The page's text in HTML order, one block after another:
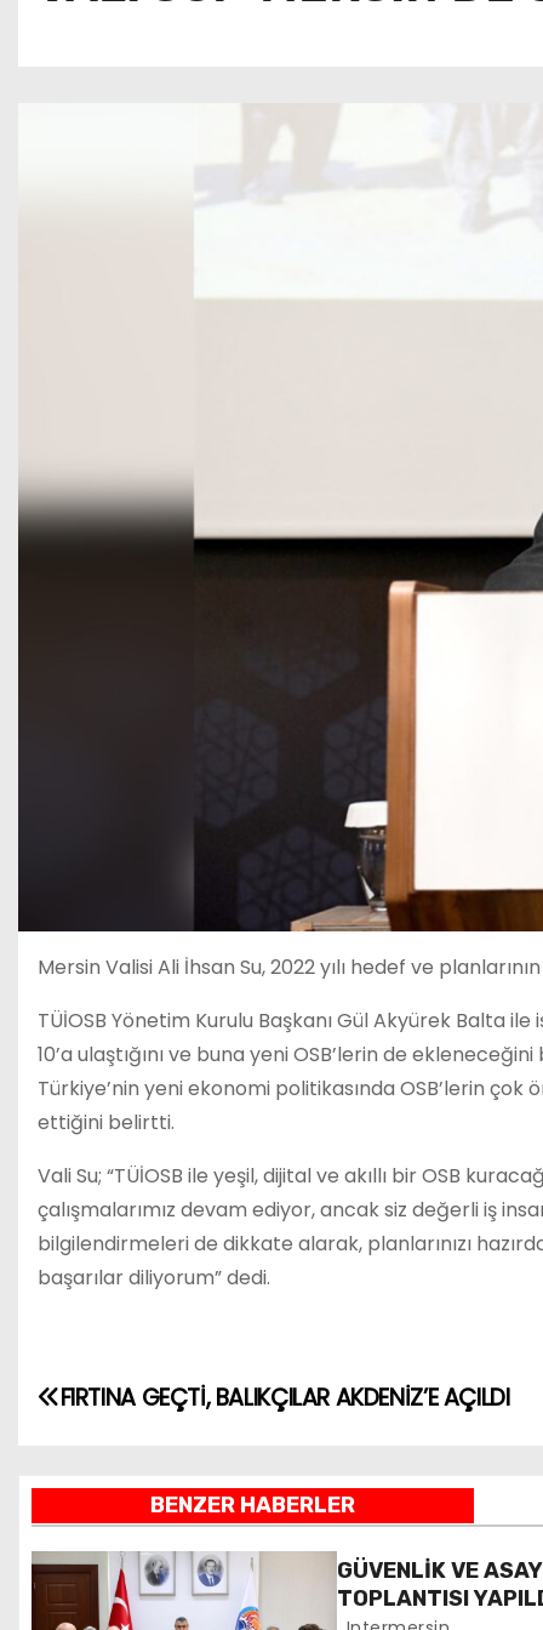
Mersin Valisi Ali İhsan Su, 2022 yılı hedef ve
TÜİOSB Yönetim Kurulu Başkanı Gül Akyürek Balta
10’a ulaştığını ve buna yeni OSB’lerin de
Türkiye’nin yeni ekonomi politikasında OSB’lerin çok
ettiğini belirtti.
Vali Su; “TÜİOSB ile yeşil, dijital ve akıllı bir OSB
çalışmalarımız devam ediyor, ancak siz değerli iş
bilgilendirmeleri de dikkate alarak, planlarınızı
başarılar diliyorum” dedi.
Y
z
ı
g
FIRTINA GEÇTİ, BALIKÇILAR AKDENİZ’E AÇILDI
BENZER HABERLER
GÜVENLİK VE
TOPLANTISI